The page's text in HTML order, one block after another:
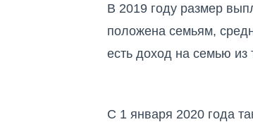
В 2019 году размер
положена семьям,
есть доход на семью из
С 1 января 2020 года